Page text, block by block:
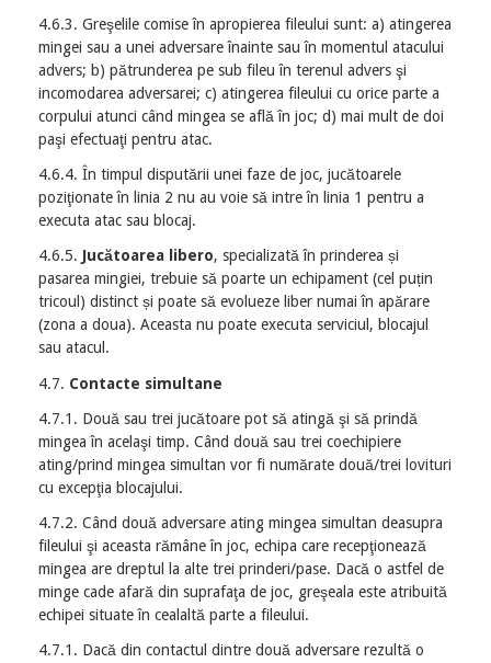
4.6.3. Greşelile comise în apropierea fileului sunt: a) atingerea
mingei sau a unei adversare înainte sau în momentul atacului
advers; b) pătrunderea pe sub fileu în terenul advers şi
incomodarea adversarei; c) atingerea fileului cu orice parte a
corpului atunci când mingea se află în joc; d) mai mult de doi
paşi efectuaţi pentru atac.
4.6.4. În timpul disputării unei faze de joc, jucătoarele
poziţionate în linia 2 nu au voie să intre în linia 1 pentru a
executa atac sau blocaj.
4.6.5. Jucătoarea libero, specializată în prinderea și
pasarea mingiei, trebuie să poarte un echipament (cel puțin
tricoul) distinct și poate să evolueze liber numai în apărare
(zona a doua). Aceasta nu poate executa serviciul, blocajul
sau atacul.
4.7. Contacte simultane
4.7.1. Două sau trei jucătoare pot să atingă şi să prindă
mingea în acelaşi timp. Când două sau trei coechipiere
ating/prind mingea simultan vor fi numărate două/trei lovituri
cu excepţia blocajului.
4.7.2. Când două adversare ating mingea simultan deasupra
fileului şi aceasta rămâne în joc, echipa care recepţionează
mingea are dreptul la alte trei prinderi/pase. Dacă o astfel de
minge cade afară din suprafaţa de joc, greşeala este atribuită
echipei situate în cealaltă parte a fileului.
4.7.1. Dacă din contactul dintre două adversare rezultă o